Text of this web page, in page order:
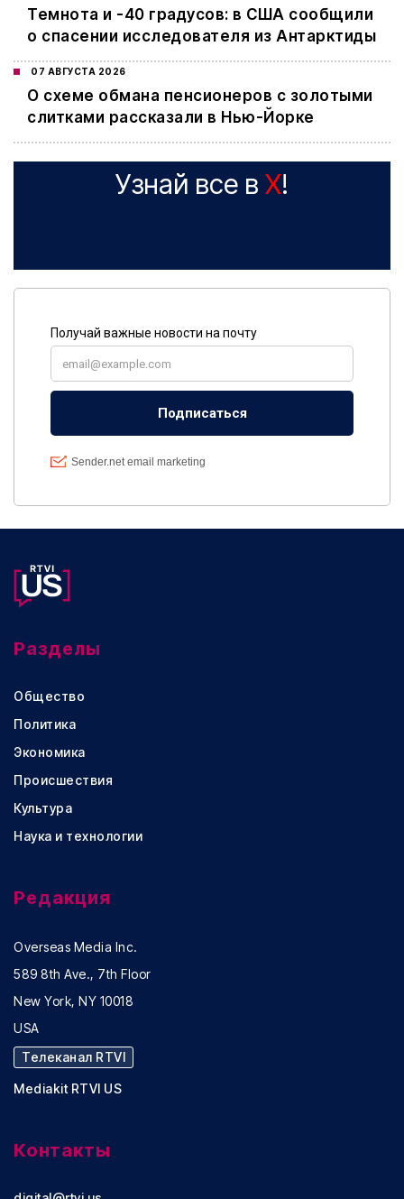
Темнота и -40 градусов: в США сообщили
о спасении исследователя из Антарктиды
07 АВГУСТА 2026
О схеме обмана пенсионеров с золотыми
слитками рассказали в Нью-Йорке
Узнай все в X!
Разделы
Общество
Политика
Экономика
Происшествия
Культура
Наука и технологии
Редакция
Overseas Media Inc.
589 8th Ave., 7th Floor
New York, NY 10018
USA
Телеканал RTVI
Mediakit RTVI US
Контакты